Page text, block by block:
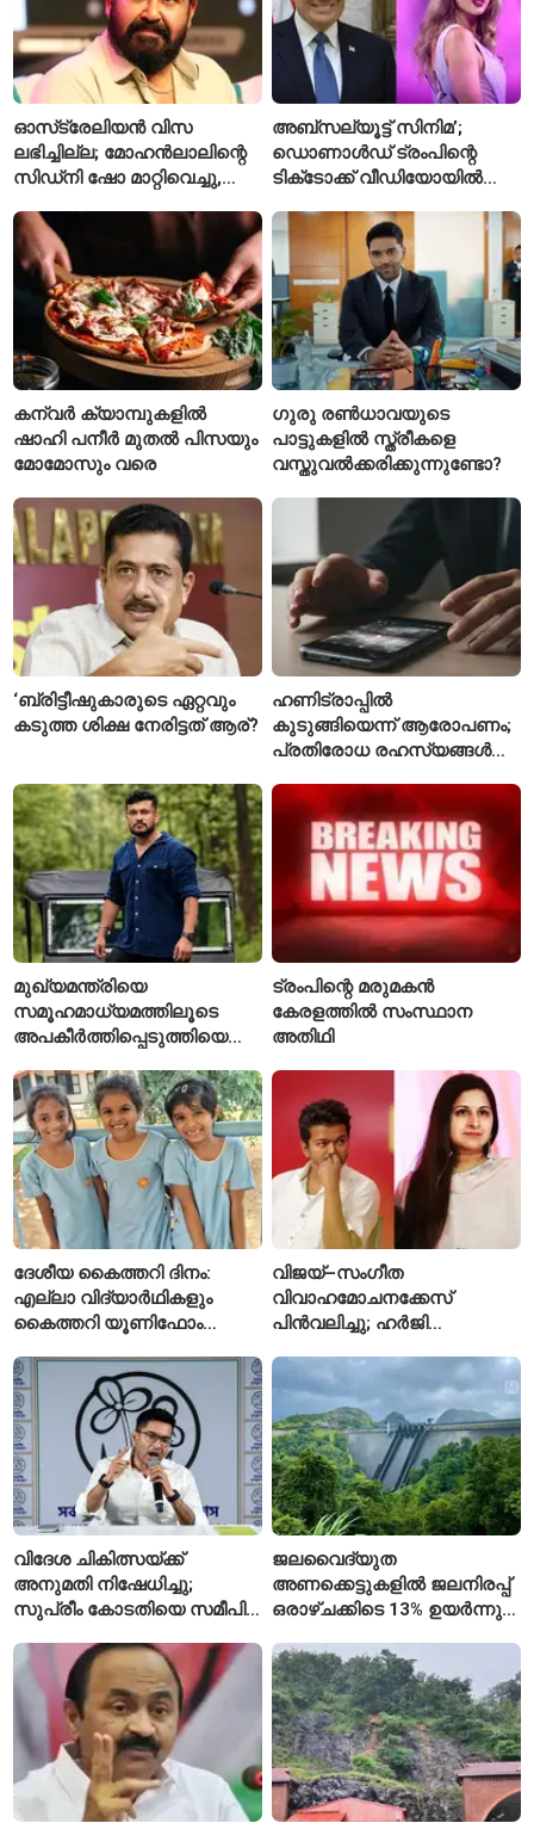
ഓസ്‌ട്രേലിയൻ വിസ
ലഭിച്ചില്ല; മോഹൻലാലിന്റെ
സിഡ്‌നി ഷോ മാറ്റിവെച്ചു,
ചോദിച്ച് താരം
അബ്സല്യൂട്ട് സിനിമ’;
ഡൊണാൾഡ് ട്രംപിന്റെ
ടിക്‌ടോക്ക് വീഡിയോയിൽ
‘August’ നീക്കം ചെയ്തു
കന്വർ ക്യാമ്പുകളിൽ
ഷാഹി പനീർ മുതൽ പിസയും
മോമോസും വരെ
ഗുരു രൺധാവയുടെ
പാട്ടുകളിൽ സ്ത്രീകളെ
വസ്തുവൽക്കരിക്കുന്നുണ്ടോ?
‘ബ്രിട്ടീഷുകാരുടെ ഏറ്റവും
കടുത്ത ശിക്ഷ നേരിട്ടത് ആര്?
ഹണിട്രാപ്പിൽ
കുടുങ്ങിയെന്ന് ആരോപണം;
പ്രതിരോധ രഹസ്യങ്ങൾ
വിങ് കമാൻഡർ അറസ്റ്റിൽ
മുഖ്യമന്ത്രിയെ
സമൂഹമാധ്യമത്തിലൂടെ
അപകീർത്തിപ്പെടുത്തിയെന്ന്
ആയങ്കിക്കെതിരെ പുതിയ
കേസ്
ട്രംപിന്റെ മരുമകൻ
കേരളത്തിൽ സംസ്ഥാന
അതിഥി
ദേശീയ കൈത്തറി ദിനം:
എല്ലാ വിദ്യാർഥികളും
കൈത്തറി യൂണിഫോം
സ്കൂൾ വേറിട്ട മാതൃക
വിജയ്–സംഗീത
വിവാഹമോചനക്കേസ്
പിൻവലിച്ചു; ഹർജി
അവസാനിപ്പിച്ച് കോടതി
വിദേശ ചികിത്സയ്ക്ക്
അനുമതി നിഷേധിച്ചു;
സുപ്രീം കോടതിയെ സമീപിച്ച്
ജലവൈദ്യുത
അണക്കെട്ടുകളിൽ ജലനിരപ്പ്
ഒരാഴ്ചക്കിടെ 13% ഉയർന്നു;
ഇപ്പോഴും കുറവ്